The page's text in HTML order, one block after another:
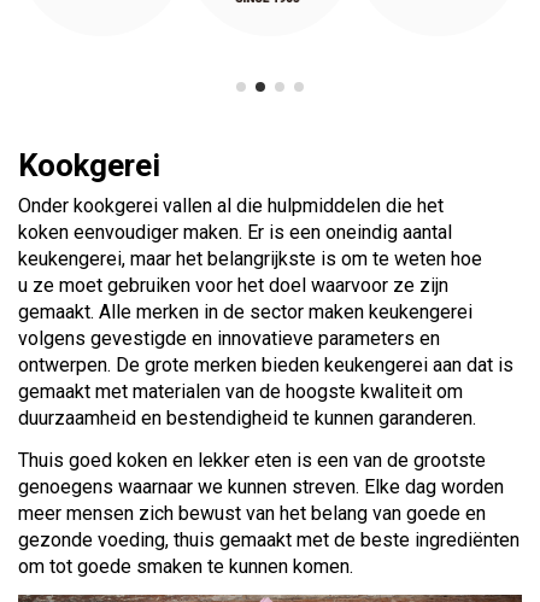
Kookgerei
Onder kookgerei vallen al die hulpmiddelen die het
koken eenvoudiger maken. Er is een oneindig aantal
keukengerei, maar het belangrijkste is om te weten hoe
u ze moet gebruiken voor het doel waarvoor ze zijn
gemaakt. Alle merken in de sector maken keukengerei
volgens gevestigde en innovatieve parameters en
ontwerpen. De grote merken bieden keukengerei aan dat is
gemaakt met materialen van de hoogste kwaliteit om
duurzaamheid en bestendigheid te kunnen garanderen.
Thuis goed koken en lekker eten is een van de grootste
genoegens waarnaar we kunnen streven. Elke dag worden
meer mensen zich bewust van het belang van goede en
gezonde voeding, thuis gemaakt met de beste ingrediënten
om tot goede smaken te kunnen komen.